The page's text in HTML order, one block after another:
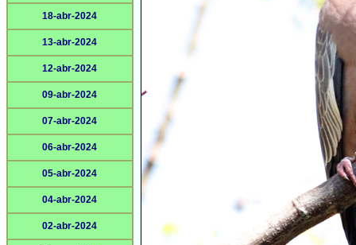
18-abr-2024
13-abr-2024
12-abr-2024
09-abr-2024
07-abr-2024
06-abr-2024
05-abr-2024
04-abr-2024
02-abr-2024